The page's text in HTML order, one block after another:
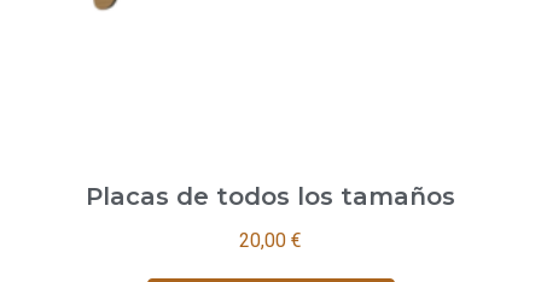
Placas de todos los tamaños
20,00 €